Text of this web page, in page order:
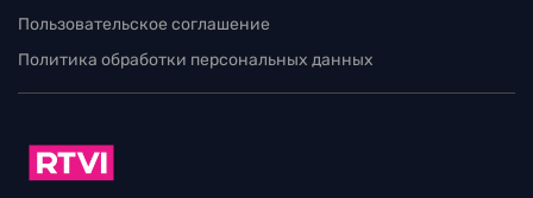
Пользовательское соглашение
Политика обработки персональных данных